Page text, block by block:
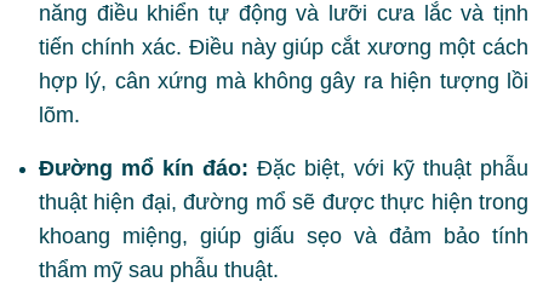
năng điều khiển tự động và lưỡi cưa lắc và tịnh
tiến chính xác. Điều này giúp cắt xương một cách
hợp lý, cân xứng mà không gây ra hiện tượng lồi
lõm.
Đường mổ kín đáo: Đặc biệt, với kỹ thuật phẫu
thuật hiện đại, đường mổ sẽ được thực hiện trong
khoang miệng, giúp giấu sẹo và đảm bảo tính
thẩm mỹ sau phẫu thuật.